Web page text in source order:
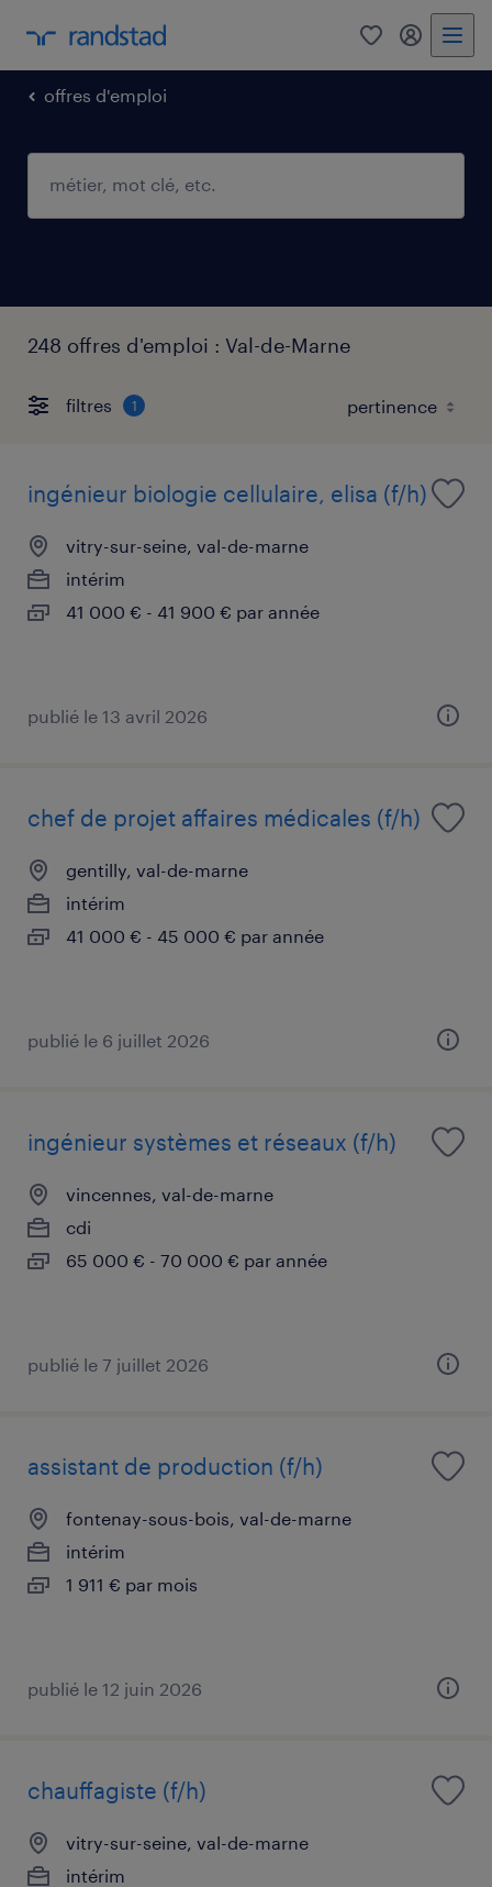
0 mon
offres d'emploi
248 offres d'emploi : Val-de-Marne
filtres 1
ingénieur biologie cellulaire, elisa (f/h)
vitry-sur-seine, val-de-marne
intérim
41 000 € - 41 900 € par année
publié le 13 avril 2026
chef de projet affaires médicales (f/h)
gentilly, val-de-marne
intérim
41 000 € - 45 000 € par année
publié le 6 juillet 2026
ingénieur systèmes et réseaux (f/h)
vincennes, val-de-marne
cdi
65 000 € - 70 000 € par année
publié le 7 juillet 2026
assistant de production (f/h)
fontenay-sous-bois, val-de-marne
intérim
1 911 € par mois
publié le 12 juin 2026
chauffagiste (f/h)
vitry-sur-seine, val-de-marne
intérim